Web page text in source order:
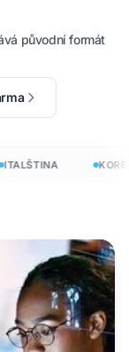
původní formát